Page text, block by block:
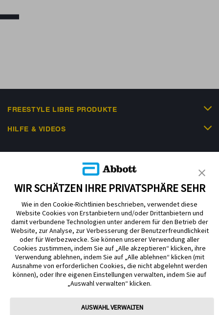
FREESTYLE LIBRE PRODUKTE
HILFE & VIDEOS
Impressum Nutzungsbedingungen
Datenschutzerklärung
Cookie Richtlinie
Barrierefreiheitserklärung
Mitteilung zur Datenverordnung
Cookie-Präferenzen
Copyright © 2026 Abbott. Alle Rechte vorbehalten. Libre, das
Designs sind das geistige Eigentum der Abbott Unternehmensgruppe in
WIR SCHÄTZEN IHRE PRIVATSPHÄRE SEHR
Wie in den Cookie-Richtlinien beschrieben, verwendet diese
Website Cookies von Erstanbietern und/oder Drittanbietern und
damit verbundene Technologien unter anderem für den Betrieb der
Website, zur Analyse, zur Verbesserung der Benutzerfreundlichkeit
oder für Werbezwecke. Sie können unserer Verwendung aller
Cookies zustimmen, indem Sie auf „Alle akzeptieren“ klicken, ihre
Verwendung ablehnen, indem Sie auf „Alle ablehnen“ klicken (mit
Ausnahme von erforderlichen Cookies, die nicht abgelehnt werden
können), oder Ihre eigenen Einstellungen verwalten, indem Sie auf
„Auswahl verwalten“ klicken.
AUSWAHL VERWALTEN